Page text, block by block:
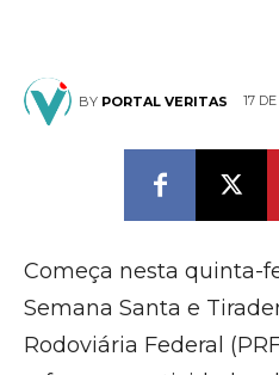
BY PORTAL VERITAS 17
Começa nesta quinta-
Semana Santa e
Rodoviária Federal